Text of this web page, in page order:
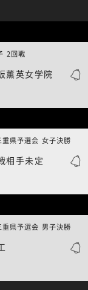
薫英女学院
2回戦
相手未定
県予選会 女子決勝
県予選会 男子決勝